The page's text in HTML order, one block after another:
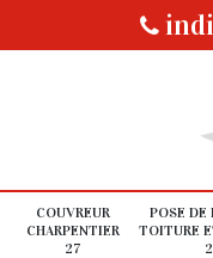
COUVREUR
CHARPENTIER
27
POSE DE
TOITURE